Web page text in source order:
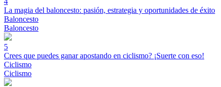
La magia del baloncesto: pasión, estrategia y oportunidades de éxito
Baloncesto
Baloncesto
5
Crees que puedes ganar apostando en ciclismo? ¡Suerte con eso!
Ciclismo
Ciclismo